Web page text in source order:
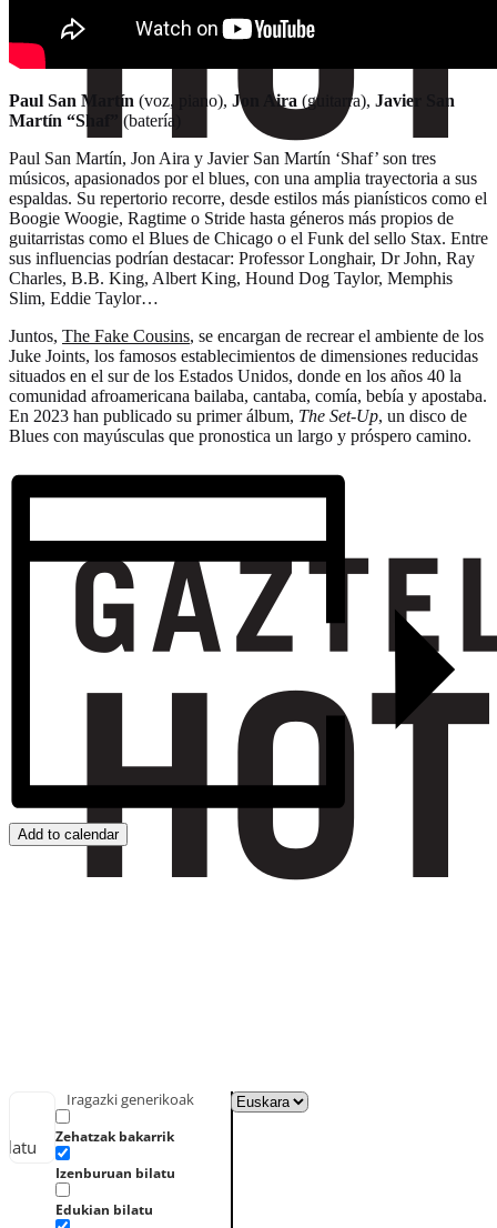
Iragazki generikoak
Zehatzak bakarrik
Izenburuan bilatu
Edukian bilatu
Paul San Martín (voz, piano), Jon Aira (guitarra), Javier San
Martín “Shaf”
(batería)
Paul San Martín, Jon Aira y Javier San Martín ‘Shaf’ son tres
músicos, apasionados por el blues, con una amplia trayectoria a sus
espaldas. Su repertorio recorre, desde estilos más pianísticos como el
Boogie Woogie, Ragtime o Stride hasta géneros más propios de
guitarristas como el Blues de Chicago o el Funk del sello Stax. Entre
sus influencias podrían destacar: Professor Longhair, Dr John, Ray
Charles, B.B. King, Albert King, Hound Dog Taylor, Memphis
Slim, Eddie Taylor…
Juntos, The Fake Cousins, se encargan de recrear el ambiente de los
Juke Joints, los famosos establecimientos de dimensiones reducidas
situados en el sur de los Estados Unidos, donde en los años 40 la
comunidad afroamericana bailaba, cantaba, comía, bebía y apostaba.
En 2023 han publicado su primer álbum, The Set-Up, un disco de
Blues con mayúsculas que pronostica un largo y próspero camino.
Add to calendar